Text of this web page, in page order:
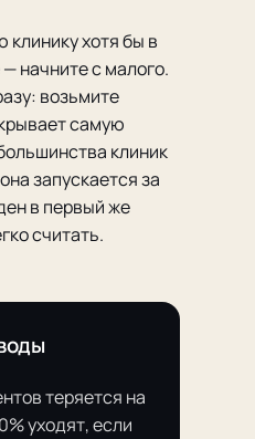
клинику хотя бы в
начните с малого.
возьмите
самую
клиник
запускается за
в первый же
считать.
теряется на
уходят, если